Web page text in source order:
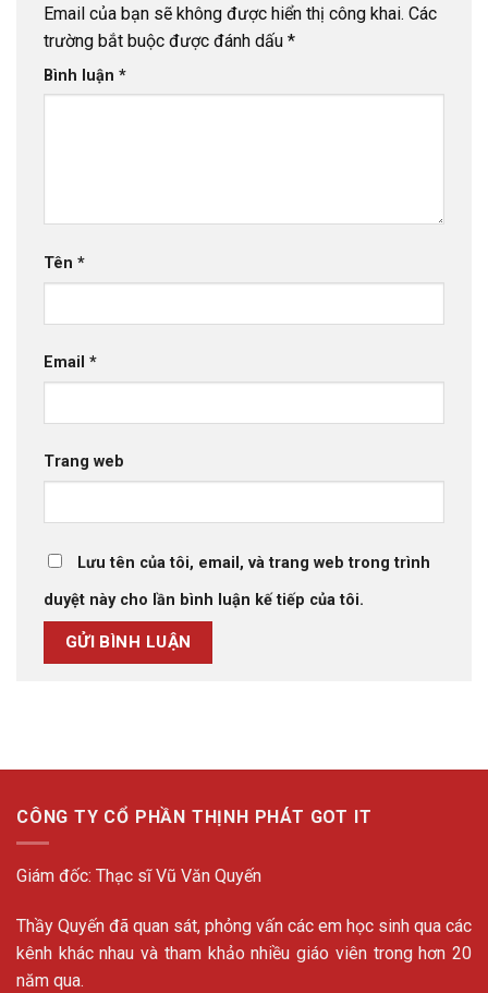
Email của bạn sẽ không được hiển thị công khai. Các
trường bắt buộc được đánh dấu *
Bình luận *
Tên *
Email *
Trang web
Lưu tên của tôi, email, và trang web trong trình
duyệt này cho lần bình luận kế tiếp của tôi.
CÔNG TY CỔ PHẦN THỊNH PHÁT GOT IT
Giám đốc: Thạc sĩ Vũ Văn Quyến
Thầy Quyến đã quan sát, phỏng vấn các em học sinh qua các
kênh khác nhau và tham khảo nhiều giáo viên trong hơn 20
năm qua.